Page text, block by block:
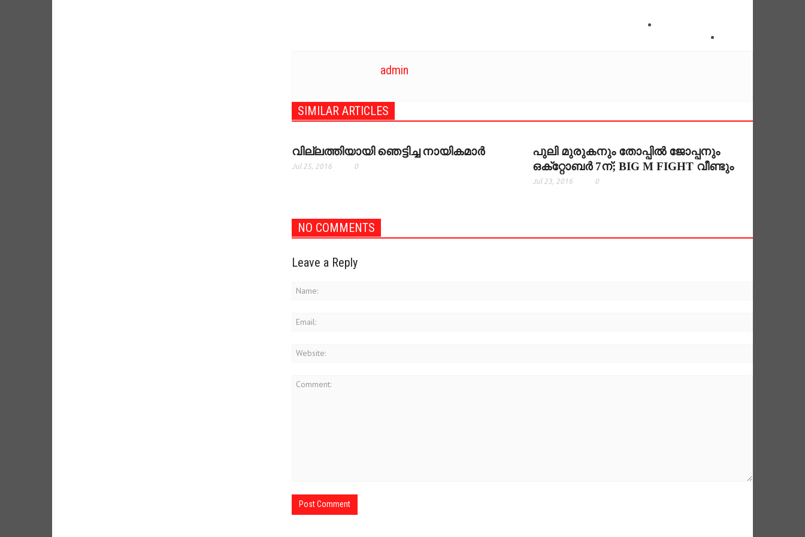
admin
SIMILAR ARTICLES
വില്ലത്തിയായി ഞെട്ടിച്ച നായികമാര്‍
Jul 25, 2016 0
പുലി മുരുകനും തോപ്പില്‍ ജോപ്പനും
ഒക്‌റ്റോബര്‍ 7ന്; BIG M FIGHT വീണ്ടും
Jul 23, 2016 0
NO COMMENTS
Leave a Reply